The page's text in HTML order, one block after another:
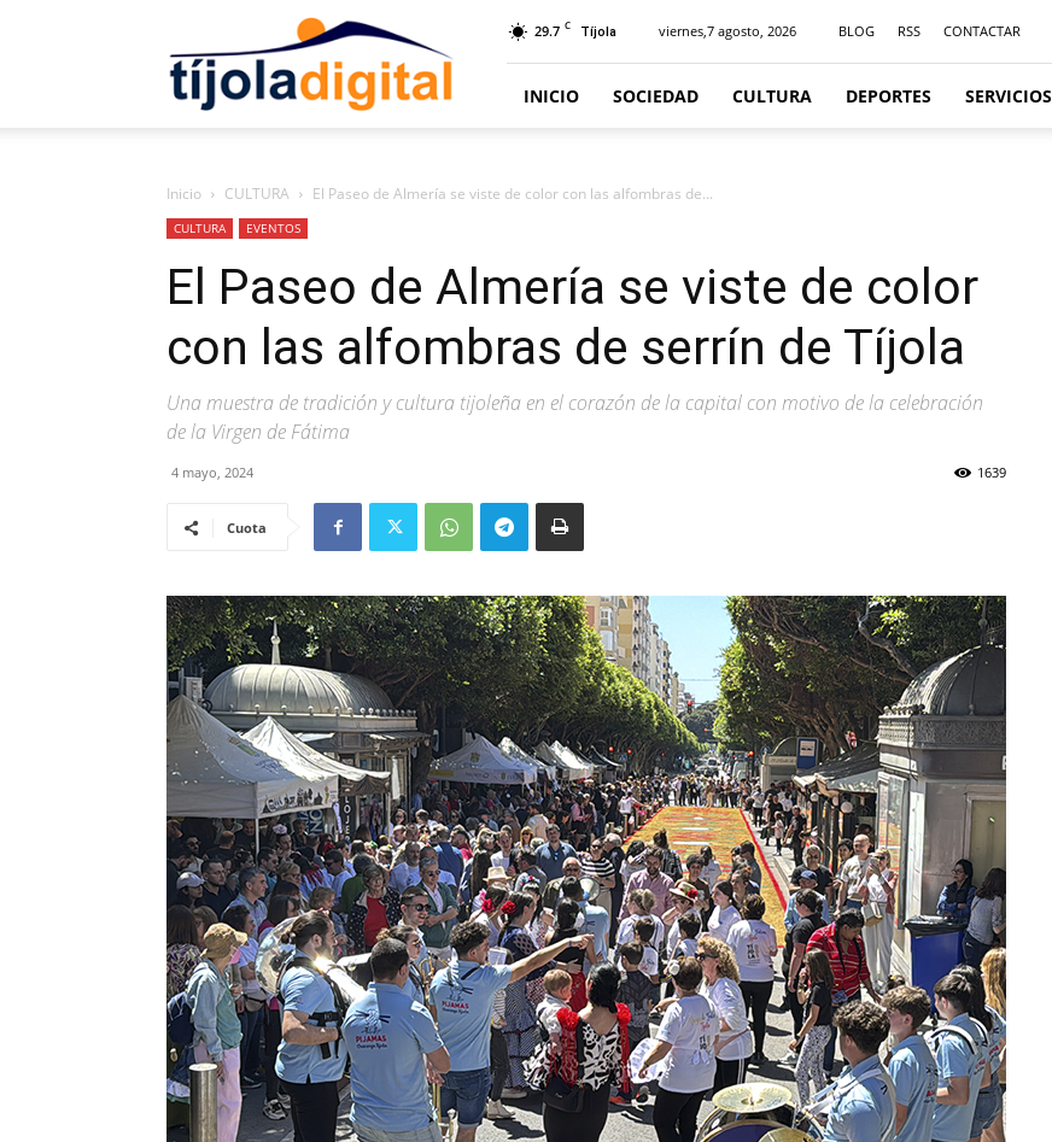
29.7 C Tíjola viernes,7 agosto, 2026 BLOG RSS CONTACTAR
INICIO SOCIEDAD CULTURA DEPORTES SERVICIOS
Inicio CULTURA El Paseo de Almería se viste de color con las alfombras de...
CULTURA EVENTOS
El Paseo de Almería se viste de color
con las alfombras de serrín de Tíjola
Una muestra de tradición y cultura tijoleña en el corazón de la capital con motivo de la celebración
de la Virgen de Fátima
4 mayo, 2024 1639
Cuota